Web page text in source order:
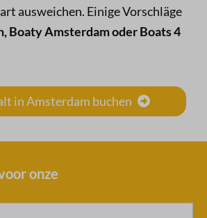
ausweichen. Einige Vorschläge
Boaty Amsterdam oder Boats 4
in Amsterdam buchen
onze